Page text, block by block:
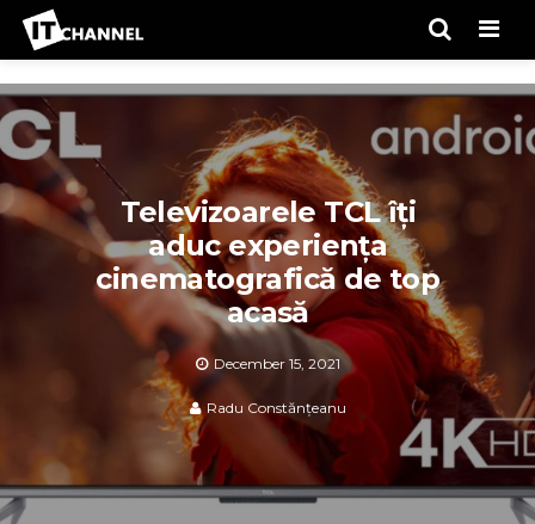
Televizoarele TCL îți
aduc experiența
cinematografică de top
acasă
December 15, 2021
Radu Constănțeanu